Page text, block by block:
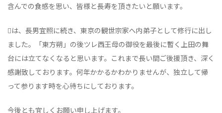
含んでの食感を思い、皆様と長寿を頂きたいと願います。
は、長男宜照に続き、東京の観世宗家へ内弟子として修行に出し
ました。「東方朔」の後ツレ西王母の御役を最後に暫く上田の舞
台には立てなくなると思います。これまで長い間ご後援頂き、深く
感謝致しております。何年かかるかわかりませんが、独立して帰
って参ります時を心待ちにしております。
今後とも宜しくお願い申し上げます。